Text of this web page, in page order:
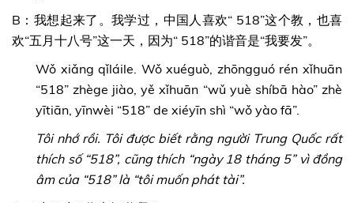
B：我想起来了。我学过，中国人喜欢“ 518”这个教，也喜
欢“五月十八号”这一天，因为“ 518”的谐音是“我要发”。
Wǒ xiǎng qǐláile. Wǒ xuéguò, zhōngguó rén xǐhuān
“518” zhège jiào, yě xǐhuān “wǔ yuè shíbā hào” zhè
yītiān, yīnwèi “518” de xiéyīn shì “wǒ yào fā”.
Tôi nhớ rồi. Tôi được biết rằng người Trung Quốc rất
thích số “518”, cũng thích “ngày 18 tháng 5” vì đồng
âm của “518” là “tôi muốn phát tài”.